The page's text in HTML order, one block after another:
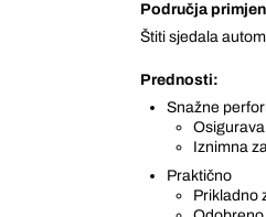
Područja
Štiti sjedala
Prednosti:
Snažne
Iznimna
Praktično
Prikladno